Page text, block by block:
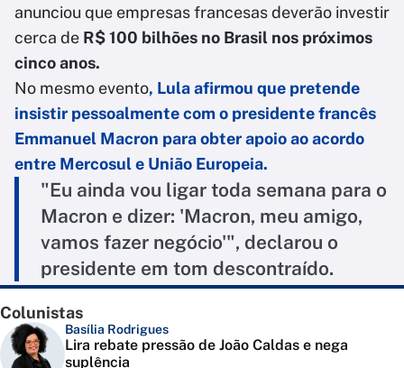
anunciou que empresas francesas deverão investir
cerca de R$ 100 bilhões no Brasil nos próximos
cinco anos.
No mesmo evento, Lula afirmou que pretende
insistir pessoalmente com o presidente francês
Emmanuel Macron para obter apoio ao acordo
entre Mercosul e União Europeia.
"Eu ainda vou ligar toda semana para o
Macron e dizer: 'Macron, meu amigo,
vamos fazer negócio'", declarou o
presidente em tom descontraído.
Colunistas
Basília Rodrigues
Lira rebate pressão de João Caldas e nega
suplência